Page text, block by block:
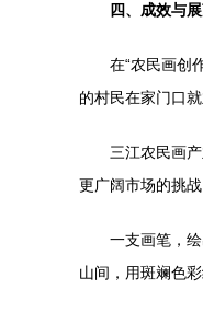
四、成效与
在“农民画创
的村民在家门口
三江农民画
更广阔市场的挑战
一支画笔，
山间，用斑斓色